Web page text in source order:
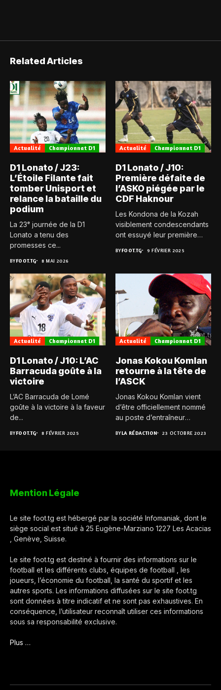
Related Articles
Actualité Championnat D1
D1 Lonato / J23:
L’Étoile Filante fait
tomber Unisport et
relance la bataille du
podium
La 23ᵉ journée de la D1
Lonato a tenu des
promesses ce...
BYFOOT.TG 8 MAI 2026
Actualité Championnat D1
D1 Lonato / J10:
Première défaite de
l’ASKO piégée par le
CDF Haknour
Les Kondona de la Kozah
visiblement condescendants
ont essuyé leur première
BYFOOT.TG 9 FÉVRIER 2025
Actualité Championnat D1
D1 Lonato / J10: L’AC
Barracuda goûte à la
victoire
L’AC Barracuda de Lomé
goûte à la victoire à la faveur
de...
BYFOOT.TG 8 FÉVRIER 2025
Actualité Championnat D1
Jonas Kokou Komlan
retourne à la tête de
l’ASCK
Jonas Kokou Komlan vient
d’être officiellement nommé
au poste d’entraîneur
BYLA RÉDACTION 23 OCTOBRE 2023
Mention Légale
Le site foot.tg est hébergé par la société Infomaniak, dont le
siège social est situé à 25 Eugène-Marziano 1227 Les Acacias
, Genève, Suisse.
Le site foot.tg est destiné à fournir des informations sur le
football et les différents clubs, équipes de football , les
joueurs, l’économie du football, la santé du sportif et les
autres sports. Les informations diffusées sur le site foot.tg
sont données à titre indicatif et ne sont pas exhaustives. En
conséquence, l’utilisateur reconnaît utiliser ces informations
sous sa responsabilité exclusive.
Plus …